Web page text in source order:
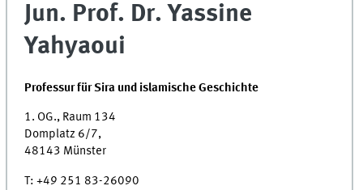
Jun. Prof. Dr. Yassine
Yahyaoui
Professur für Sira und islamische Geschichte
1. OG., Raum 134
Domplatz 6/7,
48143 Münster
T: +49 251 83-26090